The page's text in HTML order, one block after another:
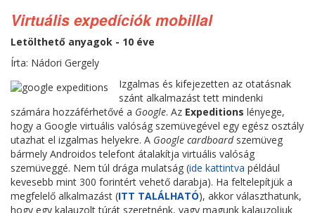
Virtuális expedíciók mobillal
Letölthető anyagok - 10 éve
Írta: Nádori Gergely
Izgalmas és kifejezetten az otatásnak
szánt alkalmazást tett mindenki
számára hozzáférhetővé a Google. Az Expeditions lényege,
hogy a Google virtuális valóság szemüvegével egy egész osztály
utazhat el izgalmas helyekre. A Google cardboardszemüveg
bármely Androidos telefont átalakítja virtuális valóság
szemüveggé. Nem túl drága mulatság (ide kattintva például
kevesebb mint 300 forintért vehető darabja). Ha feltelepítjük a
megfelelő alkalmazást (ITT TALÁLHATÓ), akkor választhatunk,
hogy egy kalauzolt túrát szeretnénk, vagy magunk kalauzoljuk